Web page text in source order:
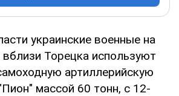
украинские военные на
вблизи Торецка используют
артиллерийскую
массой 60 тонн, с 12-